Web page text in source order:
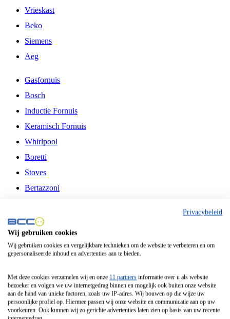
Vrieskast
Beko
Siemens
Aeg
Gasfornuis
Bosch
Inductie Fornuis
Keramisch Fornuis
Whirlpool
Boretti
Stoves
Bertazzoni
Fitelli
Airfryer
Frituurpan
Contactgrill
Broodbakmachine
Broodrooster
Privacybeleid
Wij gebruiken cookies
Wij gebruiken cookies en vergelijkbare technieken om de website te verbeteren en om
gepersonaliseerde inhoud en advertenties aan te bieden.
Met deze cookies verzamelen wij en onze 11 partners informatie over u als website
bezoeker en volgen we uw internetgedrag binnen en mogelijk ook buiten onze website
aan de hand van unieke factoren, zoals uw IP-adres. Wij bouwen op die wijze uw
persoonlijke profiel op. Hiermee passen wij onze website en communicatie aan op uw
voorkeuren. Ook kunnen wij zo gerichte advertenties laten zien op basis van uw recente